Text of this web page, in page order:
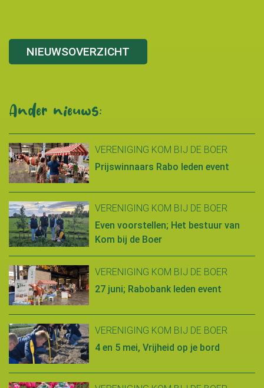
NIEUWSOVERZICHT
Ander nieuws:
VERENIGING KOM BIJ DE BOER
Prijswinnaars Rabo leden event
VERENIGING KOM BIJ DE BOER
Even voorstellen; Het bestuur van
Kom bij de Boer
VERENIGING KOM BIJ DE BOER
27 juni; Rabobank leden event
VERENIGING KOM BIJ DE BOER
4 en 5 mei, Vrijheid op je bord